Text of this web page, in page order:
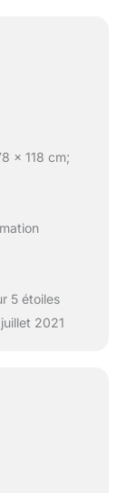
x 118 cm;
5 étoiles
2021